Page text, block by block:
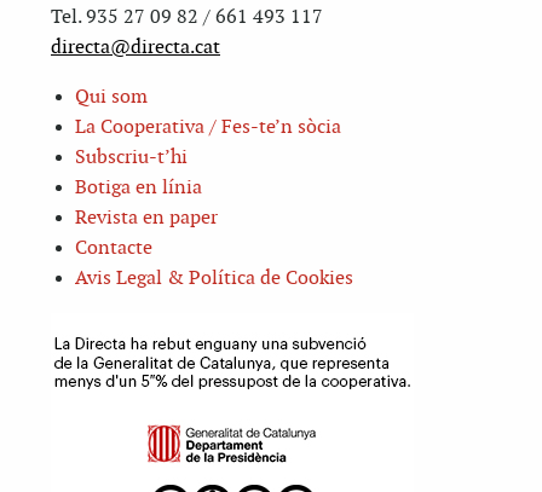
Tel. 935 27 09 82 / 661 493 117
directa@directa.cat
Qui som
La Cooperativa / Fes-te’n sòcia
Subscriu-t’hi
Botiga en línia
Revista en paper
Contacte
Avis Legal & Política de Cookies